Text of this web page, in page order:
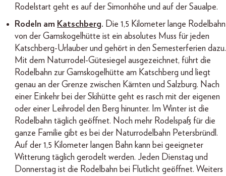
Rodelstart geht es auf der Simonhöhe und auf der Saualpe.
Rodeln am Katschberg. Die 1,5 Kilometer lange Rodelbahn
von der Gamskogelhütte ist ein absolutes Muss für jeden
Katschberg-Urlauber und gehört in den Semesterferien dazu.
Mit dem Naturrodel-Gütesiegel ausgezeichnet, führt die
Rodelbahn zur Gamskogelhütte am Katschberg und liegt
genau an der Grenze zwischen Kärnten und Salzburg. Nach
einer Einkehr bei der Skihütte geht es rasch mit der eigenen
oder einer Leihrodel den Berg hinunter. Im Winter ist die
Rodelbahn täglich geöffnet. Noch mehr Rodelspaß für die
ganze Familie gibt es bei der Naturrodelbahn Petersbründl.
Auf der 1,5 Kilometer langen Bahn kann bei geeigneter
Witterung täglich gerodelt werden. Jeden Dienstag und
Donnerstag ist die Rodelbahn bei Flutlicht geöffnet. Weiters